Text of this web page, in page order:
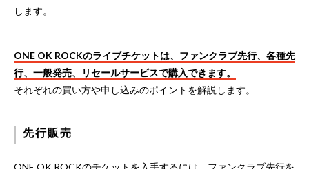
します。
ONE OK ROCKのライブチケットは、ファンクラブ先行、各種先
行、一般発売、リセールサービスで購入できます。
それぞれの買い方や申し込みのポイントを解説します。
先行販売